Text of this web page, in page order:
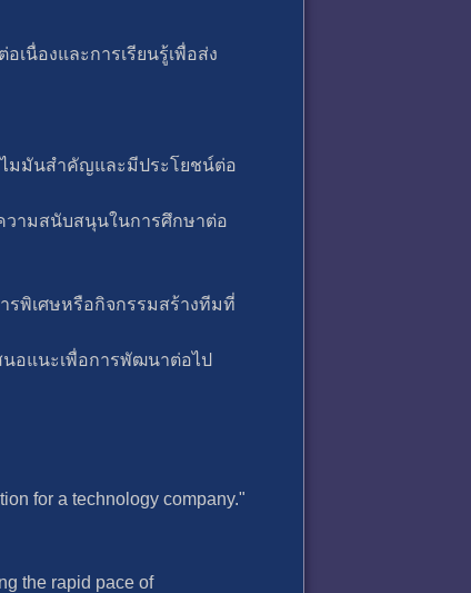
นื่องและการเรียนรู้เพื่อส่ง
ไมมันสำคัญและมีประโยชน์ต่อ
วามสนับสนุนในการศึกษาต่อ
รพิเศษหรือกิจกรรมสร้างทีมที่
อแนะเพื่อการพัฒนาต่อไป
for a technology company."
the rapid pace of